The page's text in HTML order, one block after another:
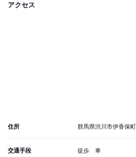
アクセス
住所 群馬県渋川市伊香保
交通手段 徒歩 車